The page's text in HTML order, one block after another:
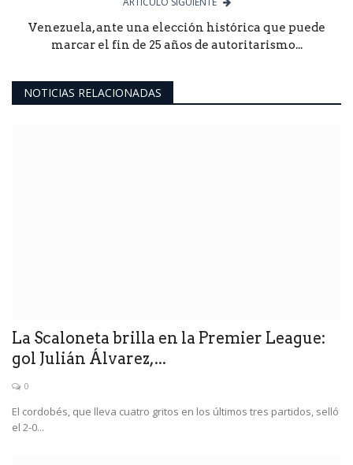
Venezuela, ante una elección histórica que puede
marcar el fin de 25 años de autoritarismo...
NOTICIAS RELACIONADAS
La Scaloneta brilla en la Premier League:
gol Julián Álvarez,...
0
El cordobés, que lleva cuatro gritos en los últimos tres partidos, selló
el 2-0...